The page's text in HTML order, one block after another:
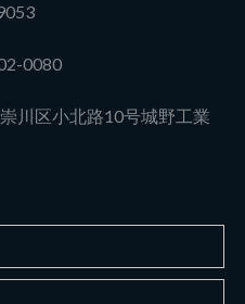
0080
川区小北路10号城野工業